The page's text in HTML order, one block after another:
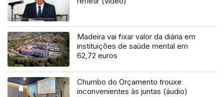
Madeira vai fixar valor da diária em
instituições de saúde mental em
62,72 euros
Chumbo do Orçamento trouxe
inconvenientes às juntas (áudio)